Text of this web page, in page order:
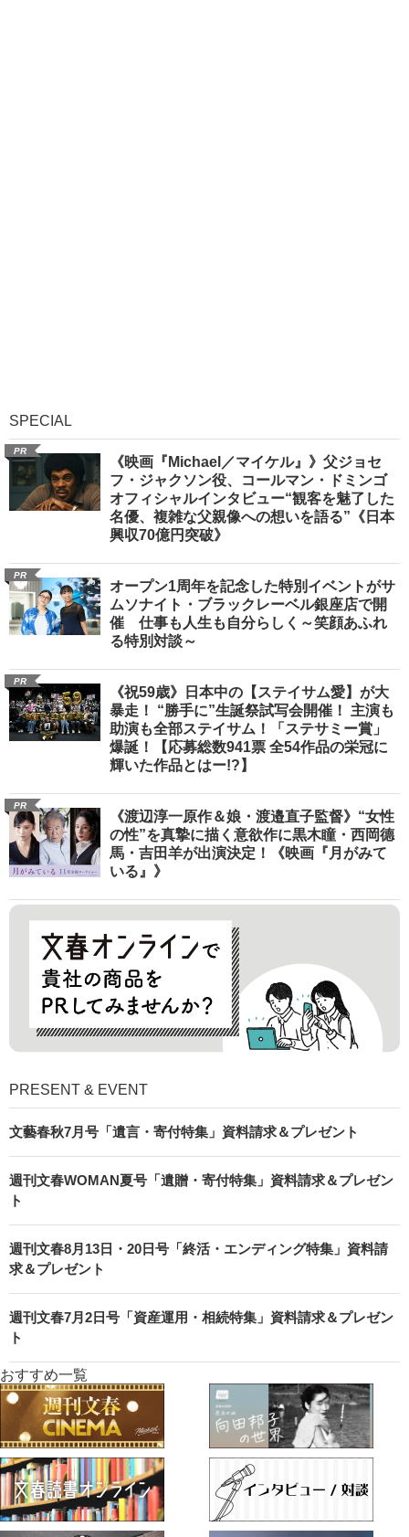
SPECIAL
PR
《映画『Michael／マイケル』》父ジョセ
フ・ジャクソン役、コールマン・ドミンゴ
オフィシャルインタビュー“観客を魅了した
名優、複雑な父親像への想いを語る”《日本
興収70億円突破》
PR
オープン1周年を記念した特別イベントがサ
ムソナイト・ブラックレーベル銀座店で開
催 仕事も人生も自分らしく～笑顔あふれ
る特別対談～
PR
《祝59歳》日本中の【ステイサム愛】が大
暴走！ “勝手に”生誕祭試写会開催！ 主演も
助演も全部ステイサム！「ステサミー賞」
爆誕！【応募総数941票 全54作品の栄冠に
輝いた作品とはー!?】
PR
《渡辺淳一原作＆娘・渡邉直子監督》“女性
の性”を真摯に描く意欲作に黒木瞳・西岡德
馬・吉田羊が出演決定！《映画『月がみて
いる』》
PRESENT & EVENT
文藝春秋7月号「遺言・寄付特集」資料請求＆プレゼント
週刊文春WOMAN夏号「遺贈・寄付特集」資料請求＆プレゼン
ト
週刊文春8月13日・20日号「終活・エンディング特集」資料請
求＆プレゼント
週刊文春7月2日号「資産運用・相続特集」資料請求＆プレゼン
ト
おすすめ一覧